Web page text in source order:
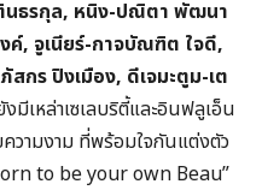
นธรกุล, หนิง-ปณิตา พัฒนา
ค์, จูเนียร์-กาจบัณฑิต ใจดี,
กร ปิงเมือง, ดีเจมะตูม-เต
มีเหล่าเซเลบริตี้และอินฟลูเอ็น
วามงาม ที่พร้อมใจกันแต่งตัว
to be your own Beau”